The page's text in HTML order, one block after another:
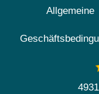
Allgemeine